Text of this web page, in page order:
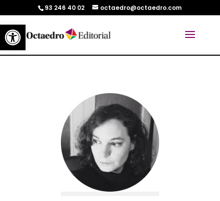
Abrir barra de herramientas
93 246 40 02 octaedro@octaedro.com